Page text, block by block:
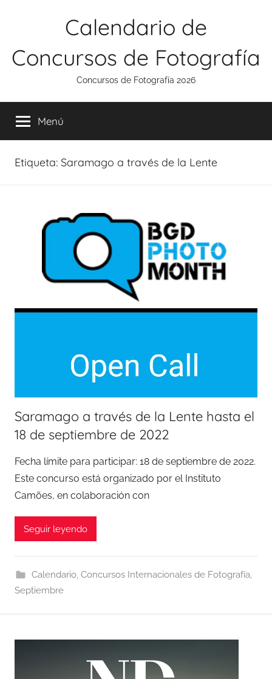
Calendario de
Concursos de Fotografía
Concursos de Fotografía 2026
Menú
Etiqueta: Saramago a través de la Lente
Saramago a través de la Lente hasta el
18 de septiembre de 2022
Fecha límite para participar: 18 de septiembre de 2022.
Este concurso está organizado por el Instituto
Camões, en colaboración con
Seguir leyendo
Calendario, Concursos Internacionales de Fotografía,
Septiembre